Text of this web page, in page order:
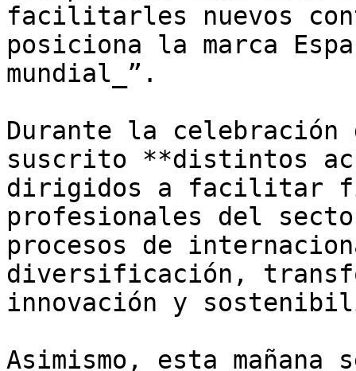
facilitarles nuevos
posiciona la marca
mundial_”.
Durante la celebración
suscrito **distintos
dirigidos a facilitar
profesionales del
procesos de
diversificación,
innovación y
Asimismo, esta mañana